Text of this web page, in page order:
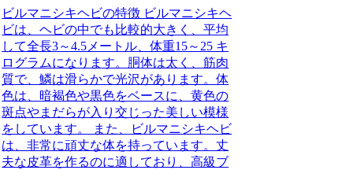
ビルマニシキヘビの特徴 ビルマニシキヘ
ビは、ヘビの中でも比較的大きく、平均
して全長3～4.5メートル、体重15～25 キ
ログラムになります。胴体は太く、筋肉
質で、鱗は滑らかで光沢があります。体
色は、暗褐色や黒色をベースに、黄色の
斑点やまだらが入り交じった美しい模様
をしています。 また、ビルマニシキヘビ
は、非常に頑丈な体を持っています。丈
夫な皮革を作るのに適しており、高級ブ